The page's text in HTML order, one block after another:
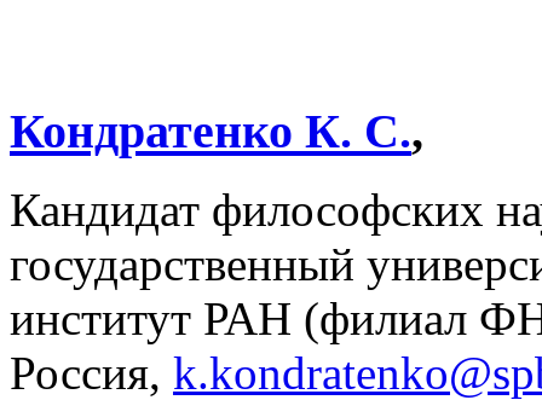
Кондратенко К. С.,
Кандидат философских
государственный
институт РАН (филиал
Россия,